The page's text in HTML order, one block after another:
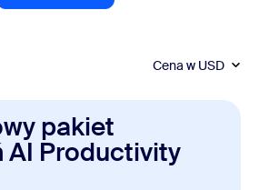
Cena w USD
pakiet
AI Productivity